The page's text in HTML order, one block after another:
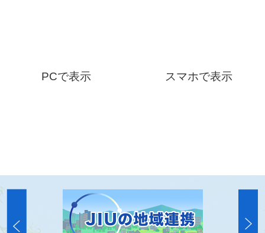
PCで表示 スマホで表示